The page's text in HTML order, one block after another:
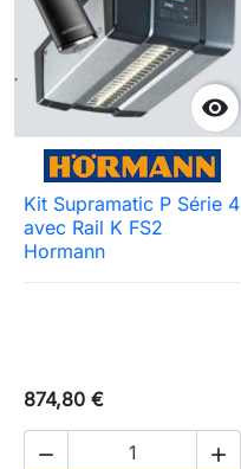

Kit Supramatic P Série 4
avec Rail K FS2
Hormann
874,80 €
 